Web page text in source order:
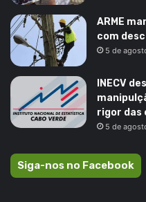
ARME
com
5 de
INECV
rigor
5 de
Siga-nos no Facebook